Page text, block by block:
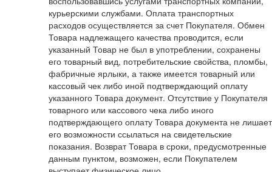
курьерскими службами. Оплата транспортных
расходов осуществляется за счет Покупателя. Обмен
Товара надлежащего качества проводится, если
указанный Товар не был в употреблении, сохранены
его товарный вид, потребительские свойства, пломбы,
фабричные ярлыки, а также имеется товарный или
кассовый чек либо иной подтверждающий оплату
указанного Товара документ. Отсутствие у Покупателя
товарного или кассового чека либо иного
подтверждающего оплату Товара документа не лишает
его возможности ссылаться на свидетельские
показания. Возврат Товара в сроки, предусмотренные
данным пунктом, возможен, если Покупателем